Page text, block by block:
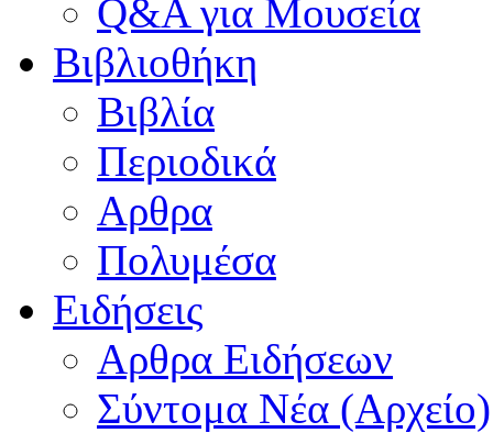
Q&A για Μουσεία
Βιβλιοθήκη
Βιβλία
Περιοδικά
Αρθρα
Πολυμέσα
Ειδήσεις
Αρθρα Ειδήσεων
Σύντομα Νέα (Αρχείο)